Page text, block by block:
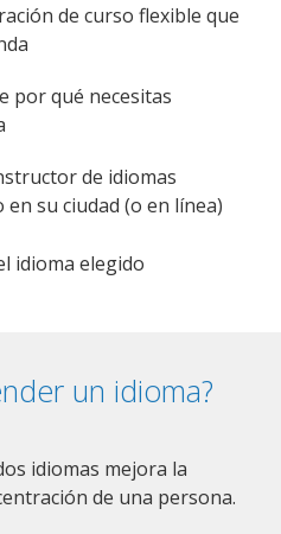
de curso flexible que
por qué necesitas
de idiomas
su ciudad (o en línea)
idioma elegido
un idioma?
idiomas mejora la
de una persona.